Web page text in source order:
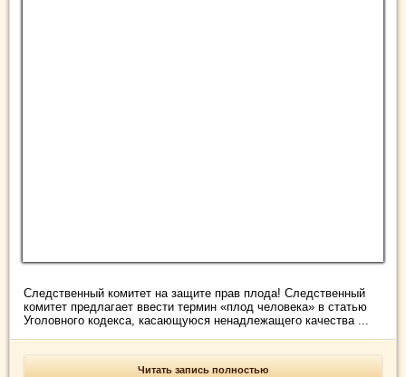
Следственный комитет на защите прав плода! Следственный
комитет предлагает ввести термин «плод человека» в статью
Уголовного кодекса, касающуюся ненадлежащего качества ...
Читать запись полностью